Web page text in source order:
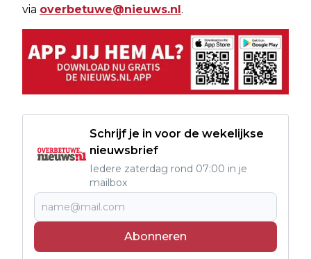
via overbetuwe@nieuws.nl.
Schrijf je in voor de wekelijkse
nieuwsbrief
Iedere zaterdag rond 07:00 in je
mailbox
Abonneren